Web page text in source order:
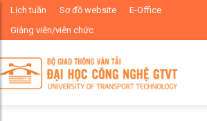
Lịch tuần Sơ đồ website
E-Office
Giảng viên/viên chức